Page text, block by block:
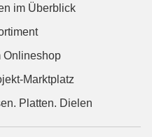
im Überblick
Onlineshop
Marktplatz
Platten. Dielen